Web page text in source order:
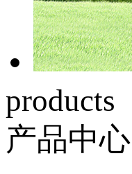
products
产品中心